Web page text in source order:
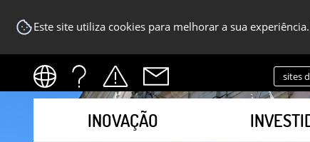
Este site utiliza cookies para melhorar a sua experiência.
sites
INOVAÇÃO